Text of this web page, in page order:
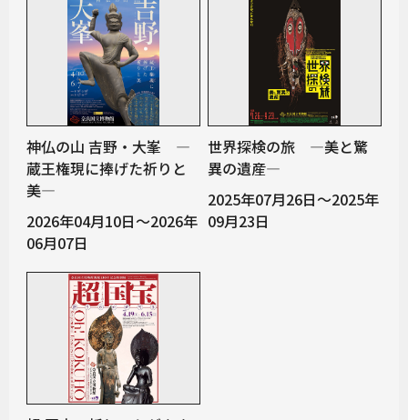
神仏の山 吉野・大峯 ―
蔵王権現に捧げた祈りと
美―
2026年04月10日～2026年
06月07日
世界探検の旅 ―美と驚
異の遺産―
2025年07月26日～2025年
09月23日